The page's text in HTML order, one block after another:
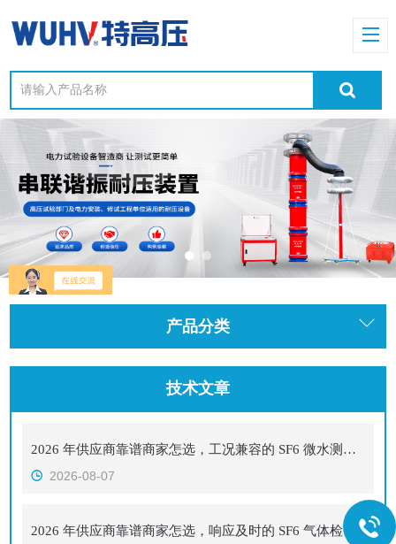
产品分类
技术文章
2026 年供应商靠谱商家怎选，工况兼容的 SF6 微水测试仪选购心得
2026-08-07
2026 年供应商靠谱商家怎选，响应及时的 SF6 气体检漏仪供应商挑选经验